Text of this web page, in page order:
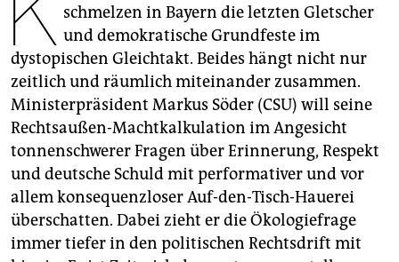
genossenschaft
epaper login
schmelzen in Bayern die letzten Gletscher
und demokratische Grundfeste im
dystopischen Gleichtakt. Beides hängt nicht nur
zeitlich und räumlich miteinander zusammen.
Ministerpräsident Markus Söder (CSU) will seine
Rechtsaußen-Machtkalkulation im Angesicht
tonnenschwerer Fragen über Erinnerung, Respekt
und deutsche Schuld mit performativer und vor
allem konsequenzloser Auf-den-Tisch-Hauerei
überschatten. Dabei zieht er die Ökologiefrage
immer tiefer in den politischen Rechtsdrift mit